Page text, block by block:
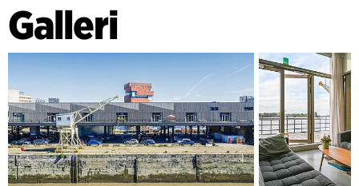
landemerke i Antwerpen. Fasaden på den eksisterende
bygningen videreføres arkitektonisk til den nordlige
utvidelsen for å skape et sammenhengende utseende for
UTVIDELSEN MOT NORD
Det bygges et nytt kontorbygg mot den nordlige siden av
Hangar 26/27. Arkitekturen på dette tilbygget gjenspeiler
arkitekturen til havnens historiske lagerbygg.
Galleri